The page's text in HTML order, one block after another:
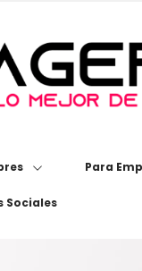
Para
Sociales